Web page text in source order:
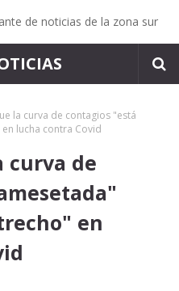
de noticias de la zona sur
la curva de contagios "está
lucha contra Covid
curva de
en